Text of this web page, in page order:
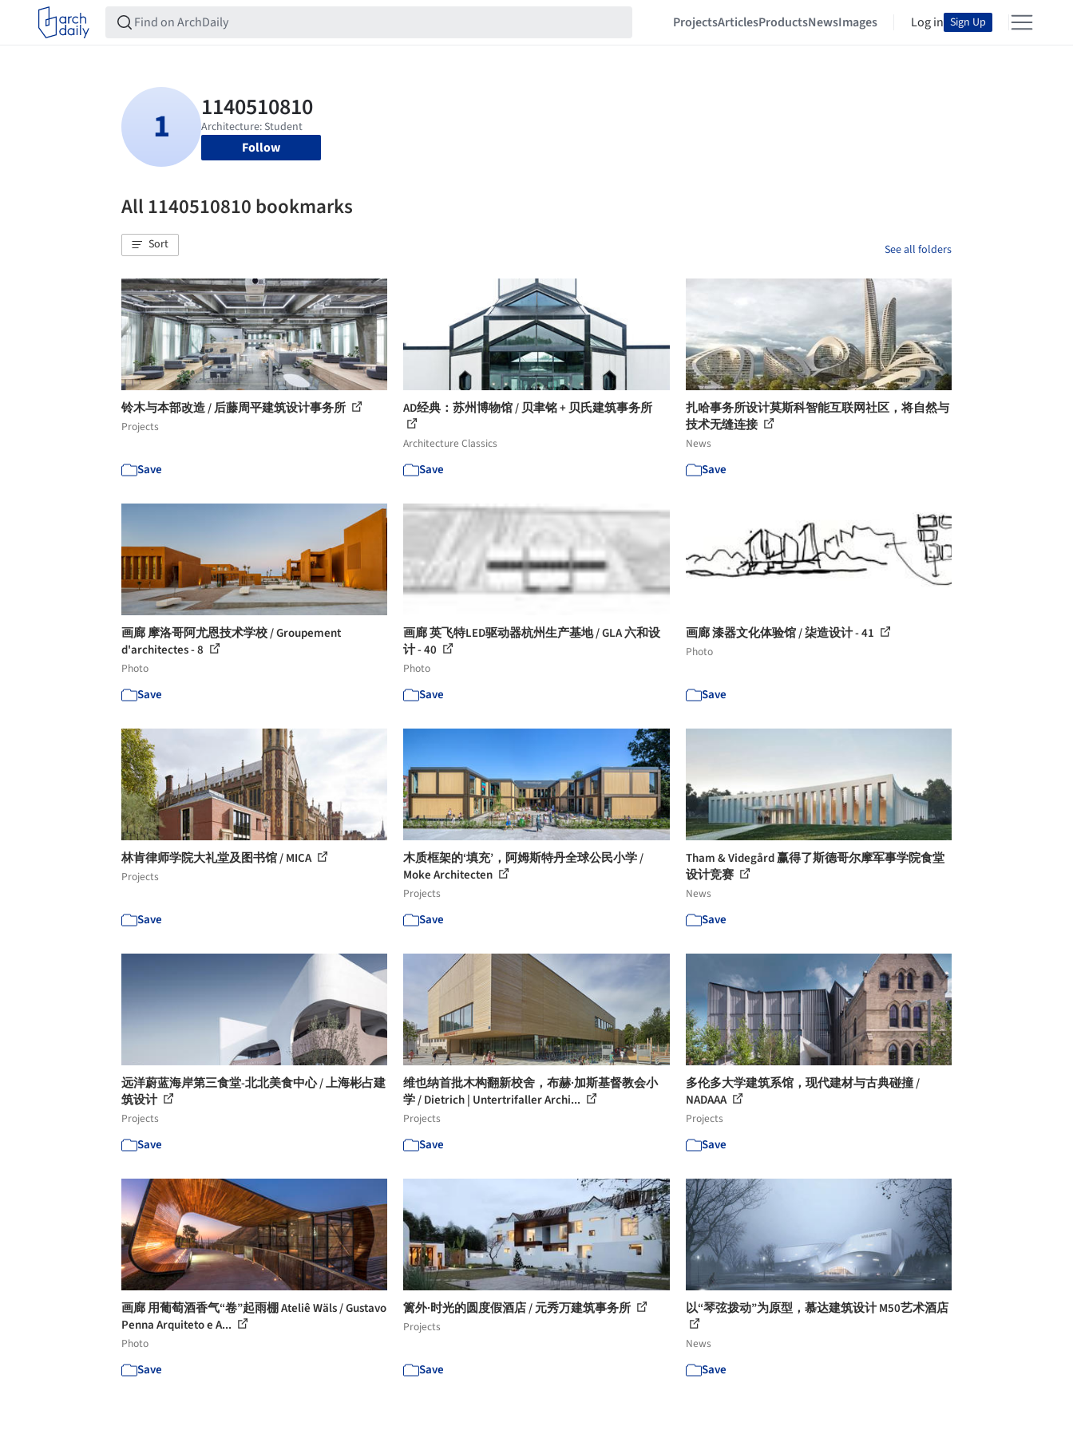
ProjectsArticlesProductsNewsImages Log in Sign Up
Follow
All 1140510810 bookmarks
Sort See all folders
铃木与本部改造 / 后藤周平建筑设计事务所
Projects
Save
AD经典：苏州博物馆 / 贝聿铭 + 贝氏建筑事务所
Architecture Classics
Save
扎哈事务所设计莫斯科智能互联网社区，将自然与
技术无缝连接
News
Save
画廊 摩洛哥阿尤恩技术学校 / Groupement
d'architectes - 8
Photo
Save
画廊 英飞特LED驱动器杭州生产基地 / GLA 六和设
计 - 40
Photo
Save
画廊 漆器文化体验馆 / 柒造设计 - 41
Photo
Save
林肯律师学院大礼堂及图书馆 / MICA
Projects
Save
木质框架的‘填充’，阿姆斯特丹全球公民小学 /
Moke Architecten
Projects
Save
Tham & Videgård 赢得了斯德哥尔摩军事学院食堂
设计竞赛
News
Save
远洋蔚蓝海岸第三食堂-北北美食中心 / 上海彬占建
筑设计
Projects
Save
维也纳首批木构翻新校舍，布赫·加斯基督教会小
学 / Dietrich | Untertrifaller Archi...
Projects
Save
多伦多大学建筑系馆，现代建材与古典碰撞 /
NADAAA
Projects
Save
画廊 用葡萄酒香气“卷”起雨棚 Ateliê Wäls / Gustavo
Penna Arquiteto e A...
Photo
Save
篱外·时光的圆度假酒店 / 元秀万建筑事务所
Projects
Save
以“琴弦拨动”为原型，慕达建筑设计 M50艺术酒店
News
Save